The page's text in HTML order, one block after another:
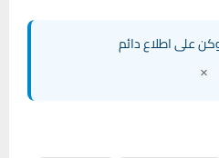
على اطلاع دائم
×